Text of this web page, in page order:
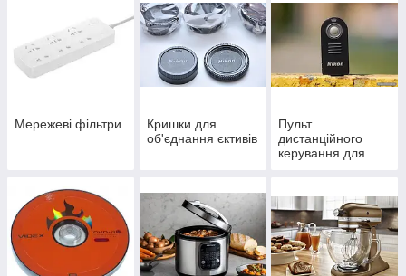
Мережеві фільтри
Кришки для
об'єднання єктивів
Пульт
дистанційного
керування для